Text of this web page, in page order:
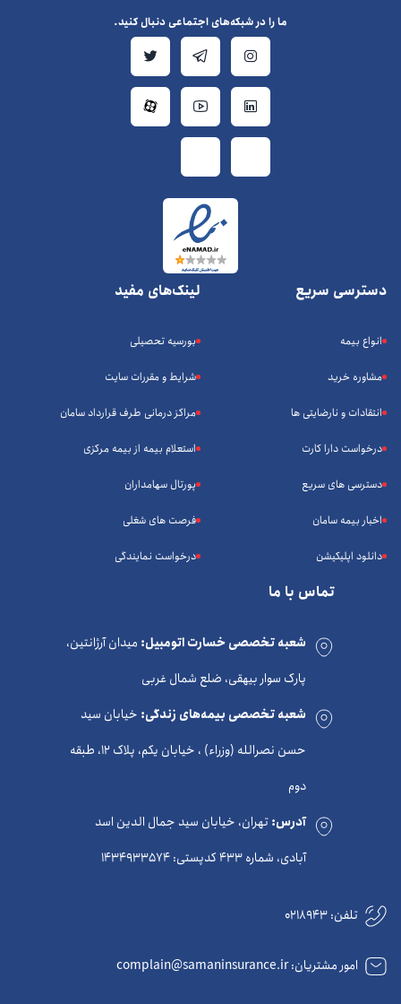
دسترسی سریع
انواع بیمه
مشاوره خرید
انتقادات و نارضایتی ها
درخواست دارا کارت
دسترسی های سریع
اخبار بیمه سامان
دانلود اپلیکیشن
لینک‌های مفید
بورسیه تحصیلی
شرایط و مقررات سایت
مراکز درمانی طرف قرارداد سامان
استعلام بیمه از بیمه مرکزی
پورتال سهامداران
فرصت های شغلی
درخواست نمایندگی
تماس با ما
شعبه تخصصی خسارت اتومبیل: میدان آرژانتین،
پارک سوار بیهقی، ضلع شمال غربی
شعبه تخصصی بیمه‌های زندگی: خیابان سید
حسن نصرالله (وزراء) ، خیابان یکم، پلاک 12، طبقه
دوم
آدرس:تهران، خیابان سید جمال الدین اسد
آبادی، شماره 433 کدپستی: 1434933574
ما را در شبکه‌های اجتماعی دنبال کنید.
تلفن:0218943
امور مشتریان: complain@samaninsurance.ir